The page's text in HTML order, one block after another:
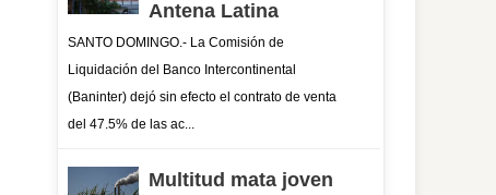
Antena Latina
SANTO DOMINGO.- La Comisión de
Liquidación del Banco Intercontinental
(Baninter) dejó sin efecto el contrato de venta
del 47.5% de las ac...
Multitud mata joven